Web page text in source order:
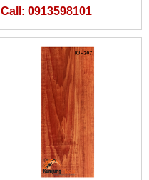
Call: 0913598101